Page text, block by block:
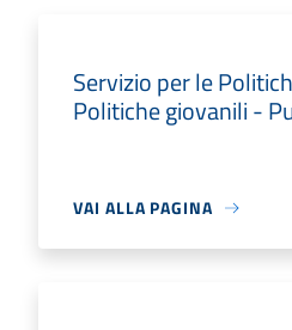
Servizio per le
Politiche giovanili -
VAI ALLA PAGINA